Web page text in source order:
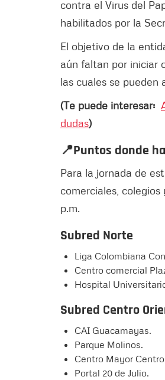
contra el Virus del
habilitados por la
El objetivo de la
aún faltan por iniciar
las cuales se pueden
(Te puede interesar:
dudas)
📍Puntos donde
Para la jornada de
comerciales,
p.m.
Subred Norte
Liga Colombiana
Centro comercial
Hospital
Subred Centro
CAI Guacamayas.
Parque Molinos.
Centro Mayor
Portal 20 de Julio.